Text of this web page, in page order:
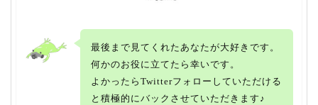
最後まで見てくれたあなたが大好きです。
何かのお役に立てたら幸いです。
よかったらTwitterフォローしていただける
と積極的にバックさせていただきます♪